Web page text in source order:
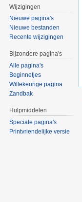
Wijzigingen
Nieuwe pagina's
Nieuwe bestanden
Recente wijzigingen
Bijzondere pagina's
Alle pagina's
Beginnetjes
Willekeurige pagina
Zandbak
Hulpmiddelen
Speciale pagina's
Printvriendelijke versie